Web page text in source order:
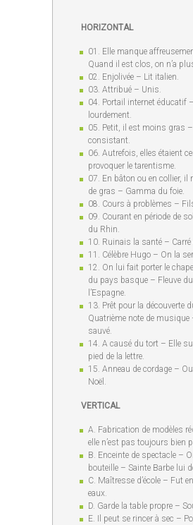
HORIZONTAL
01. Elle manque
Quand il est clos, on n’a
02. Enjolivée – Lit italien.
03. Attribué – Unis.
04. Portail internet éducatif
lourdement.
05. Petit, il est moins gras
consistant.
06. Autrefois, elles étaient
provoquer le tarentisme.
07. En bâton ou en collier, il
de gras – Gamma du foie.
08. Cours à problèmes –
09. Courant en période de
du Rhin.
10. Ruinais la santé – Carré
11. Célèbre Hugo – On la
12. On lui fait porter le
du pays basque – Fleuve
l’Espagne.
13. Prêt pour la découverte
Quatrième note de
sauvé.
14. A causé du tort – Elle
pied de la lettre.
15. Anneau de cordage –
Noël.
VERTICAL
A. Fabrication de modèles
elle n’est pas toujours bien
B. Enceinte de spectacle –
bouteille – Sainte Barbe lui
C. Maîtresse d’école – Fut
eaux.
D. Garde la table propre –
E. Il peut se rincer à sec –